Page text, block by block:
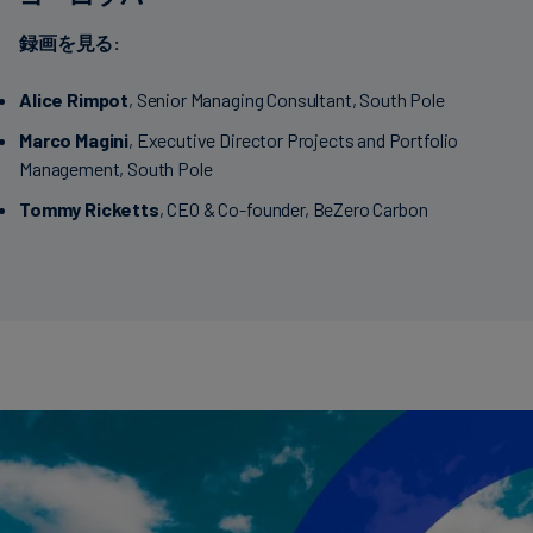
録画を見る:
Alice Rimpot, Senior Managing Consultant, South Pole
Marco Magini, Executive Director Projects and Portfolio
Management, South Pole
Tommy Ricketts, CEO & Co-founder, BeZero Carbon